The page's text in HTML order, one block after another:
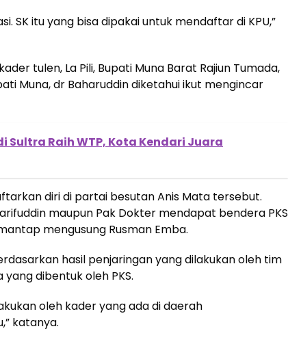
SK itu yang bisa dipakai untuk mendaftar di KPU,”
tulen, La Pili, Bupati Muna Barat Rajiun Tumada,
Muna, dr Baharuddin diketahui ikut mengincar
Sultra Raih WTP, Kota Kendari Juara
diri di partai besutan Anis Mata tersebut.
maupun Pak Dokter mendapat bendera PKS
mengusung Rusman Emba.
hasil penjaringan yang dilakukan oleh tim
dibentuk oleh PKS.
oleh kader yang ada di daerah
katanya.